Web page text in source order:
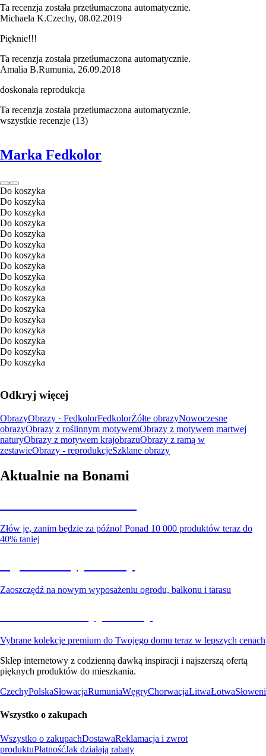
Ta recenzja została przetłumaczona automatycznie.
Michaela K.Czechy, 08.02.2019
Pięknie!!!
Ta recenzja została przetłumaczona automatycznie.
Amalia B.Rumunia, 26.09.2018
doskonała reprodukcja
Ta recenzja została przetłumaczona automatycznie.
wszystkie recenzje (13)
Marka Fedkolor
Do koszyka
Do koszyka
Do koszyka
Do koszyka
Do koszyka
Do koszyka
Do koszyka
Do koszyka
Do koszyka
Do koszyka
Do koszyka
Do koszyka
Do koszyka
Do koszyka
Do koszyka
Do koszyka
Do koszyka
Odkryj więcej
ObrazyObrazy · FedkolorFedkolorŻółte obrazyNowoczesne
obrazyObrazy z roślinnym motywemObrazy z motywem martwej
naturyObrazy z motywem krajobrazuObrazy z ramą w
zestawieObrazy - reprodukcjeSzklane obrazy
Aktualnie na Bonami
Złów je, zanim będzie za późno! Ponad 10 000 produktów teraz do
40% taniej
Zaoszczędź na nowym wyposażeniu ogrodu, balkonu i tarasu
Vybrane kolekcje premium do Twojego domu teraz w lepszych cenach
Sklep internetowy z codzienną dawką inspiracji i najszerszą ofertą
pięknych produktów do mieszkania.
CzechyPolskaSłowacjaRumuniaWęgryChorwacjaLitwaŁotwa
Wszystko o zakupach
Wszystko o zakupachDostawaReklamacja i zwrot
produktuPłatnośćJak działają rabaty